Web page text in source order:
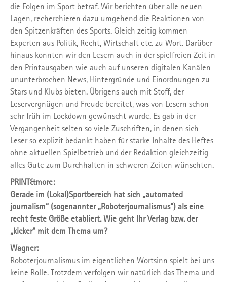
die Folgen im Sport betraf. Wir berichten über alle neuen
Lagen, recherchieren dazu umgehend die Reak­tionen von
den Spitzenkräften des Sports. Gleich zeitig kommen
Experten aus Politik, Recht, Wirtschaft etc. zu Wort. Darüber
hinaus konnten wir den Lesern auch in der spielfreien Zeit in
den Printausgaben wie auch auf unseren digitalen Kanälen
unun­terbrochen News, Hintergründe und Ein­ordnungen zu
Stars und Klubs bieten. Übri­gens auch mit Stoff, der
Leservergnügen und Freude bereitet, was von Lesern schon
sehr früh im Lockdown gewünscht wurde. Es gab in der
Vergangenheit selten so viele Zu­schriften, in denen sich
Leser so explizit be­dankt haben für starke Inhalte des Heftes
ohne aktuellen Spielbetrieb und der Redaktion gleichzeitig
alles Gute zum Durchhalten in schweren Zeiten wünschten.
PRINT&more:
Gerade im (Lokal­)Sportbereich hat sich „automated
journalism“ (sogenannter „Roboterjournalismus“) als eine
recht feste Größe etabliert. Wie geht Ihr Verlag bzw. der
„kicker“ mit dem Thema um?
Wagner:
Roboterjournalismus im eigent­lichen Wortsinn spielt bei uns
keine Rolle. Trotzdem verfolgen wir natürlich das Thema und